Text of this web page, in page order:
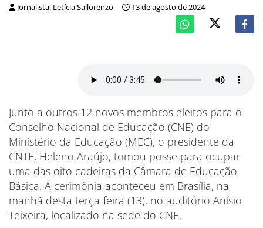
Jornalista: Letícia Sallorenzo 13 de agosto de 2024
Junto a outros 12 novos membros eleitos para o
Conselho Nacional de Educação (CNE) do
Ministério da Educação (MEC), o presidente da
CNTE, Heleno Araújo, tomou posse para ocupar
uma das oito cadeiras da Câmara de Educação
Básica. A cerimônia aconteceu em Brasília, na
manhã desta terça-feira (13), no auditório Anísio
Teixeira, localizado na sede do CNE.